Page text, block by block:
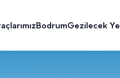
BodrumGezilecek